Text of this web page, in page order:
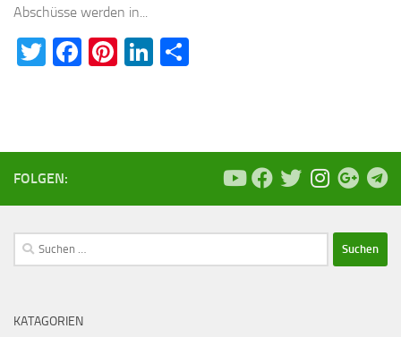
Abschüsse werden in...
Twitter
Facebook
Pinterest
LinkedIn
FOLGEN:
Suchen
nach:
KATAGORIEN